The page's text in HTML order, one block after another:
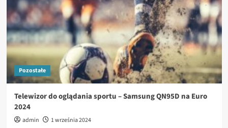
Pozostałe
Telewizor do oglądania sportu – Samsung QN95D na Euro
2024
admin 1 września 2024